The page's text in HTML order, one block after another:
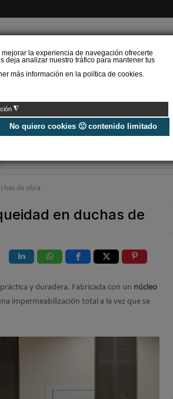
la experiencia de navegación ofrecerte
deja analizar nuestro tráfico para mantener tus
más información en la política de cookies.
◮
No quiero cookies 🙁 contenido limitado
BAÑO
Grifería y espacio ducha
en 2026: integración y
minimalismo en Casa
de obra
en duchas de
y duradera. Fabricada con un núcleo
impermeabilización total a la vez que se